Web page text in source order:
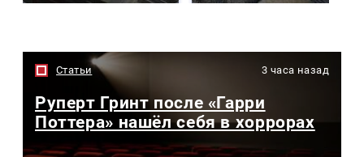
Статьи 3 часа назад
Руперт Гринт после «Гарри
Поттера» нашёл себя в хоррорах